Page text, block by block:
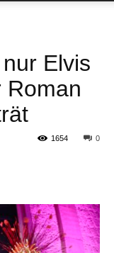
Elvis
Roman
0
1654